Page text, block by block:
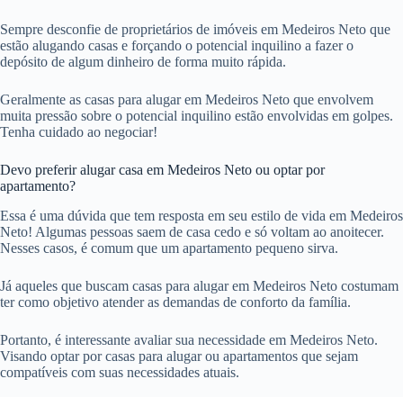
Sempre desconfie de proprietários de imóveis em Medeiros Neto que
estão alugando casas e forçando o potencial inquilino a fazer o
depósito de algum dinheiro de forma muito rápida.
Geralmente as casas para alugar em Medeiros Neto que envolvem
muita pressão sobre o potencial inquilino estão envolvidas em golpes.
Tenha cuidado ao negociar!
Devo preferir alugar casa em Medeiros Neto ou optar por
apartamento?
Essa é uma dúvida que tem resposta em seu estilo de vida em Medeiros
Neto! Algumas pessoas saem de casa cedo e só voltam ao anoitecer.
Nesses casos, é comum que um apartamento pequeno sirva.
Já aqueles que buscam casas para alugar em Medeiros Neto costumam
ter como objetivo atender as demandas de conforto da família.
Portanto, é interessante avaliar sua necessidade em Medeiros Neto.
Visando optar por casas para alugar ou apartamentos que sejam
compatíveis com suas necessidades atuais.